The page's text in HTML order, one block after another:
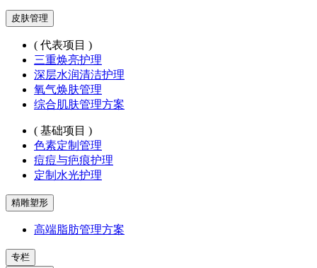
皮肤管理
( 代表项目 )
三重焕亮护理
深层水润清洁护理
氧气焕肤管理
综合肌肤管理方案
( 基础项目 )
色素定制管理
痘痘与疤痕护理
定制水光护理
精雕塑形
高端脂肪管理方案
专栏